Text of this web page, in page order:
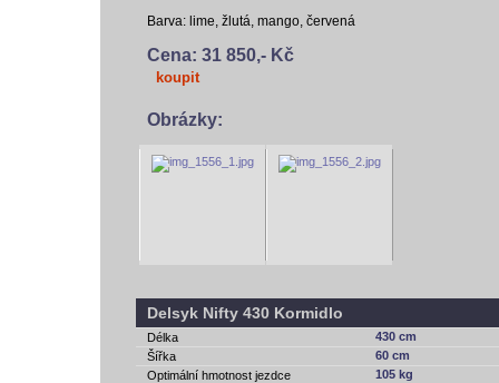
Barva: lime, žlutá, mango, červená
Cena: 31 850,- Kč
koupit
Obrázky:
Delsyk Nifty 430 Kormidlo
Délka
430 cm
Šířka
60 cm
Optimální hmotnost jezdce
105 kg